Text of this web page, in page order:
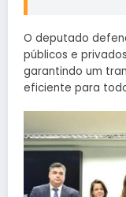
O deputado
públicos e
garantindo um
eficiente para